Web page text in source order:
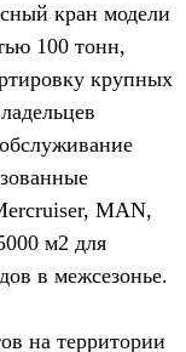
кран модели
100 тонн,
крупных
MAN,
м2 для
в межсезонье.
на территории